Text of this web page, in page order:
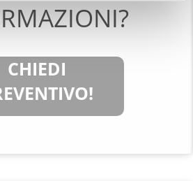
CHIEDI